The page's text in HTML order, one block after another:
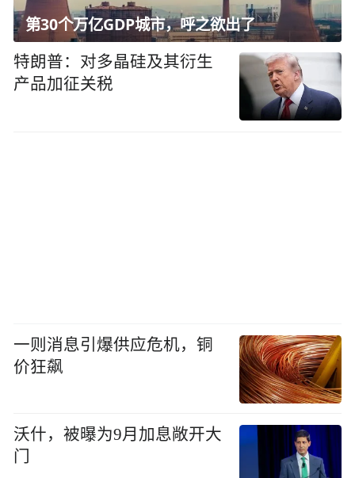
第30个万亿GDP城市，呼之欲出了
特朗普：对多晶硅及其衍生
产品加征关税
一则消息引爆供应危机，铜
价狂飙
沃什，被曝为9月加息敞开大
门